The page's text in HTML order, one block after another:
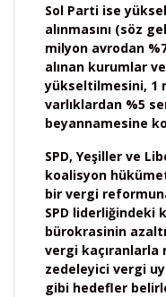
Sol Parti ise
alınmasını (söz
milyon avrodan
alınan kurumlar
yükseltilmesini, 1
varlıklardan %5
beyannamesine
SPD, Yeşiller ve
koalisyon
bir vergi
SPD liderliğindeki
bürokrasinin
vergi kaçıranlarla
zedeleyici vergi
gibi hedefler